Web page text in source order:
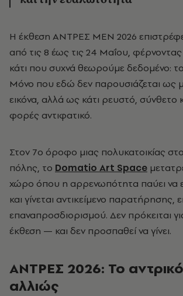
Η έκθεση ΑΝΤΡΕΣ MEN 2026 επιστρέφει στην Αθήνα
από τις 8 έως τις 24 Μαΐου,
κάτι που συχνά θεωρούμε δεδομένο:
Μόνο που εδώ δεν παρουσιάζεται ως
εικόνα, αλλά ως κάτι ρευστό, σύνθετο
φορές αντιφατικό.
Στον 7ο όροφο μιας πολυκατοικίας
πόλης, το Domatio Art Space
χώρο όπου η αρρενωπότητα παύει να
και γίνεται αντικείμενο παρατήρησης,
επαναπροσδιορισμού. Δεν πρόκειται
έκθεση — και δεν προσπαθεί να γίνει.
ΑΝΤΡΕΣ 2026: Το
αλλιώς